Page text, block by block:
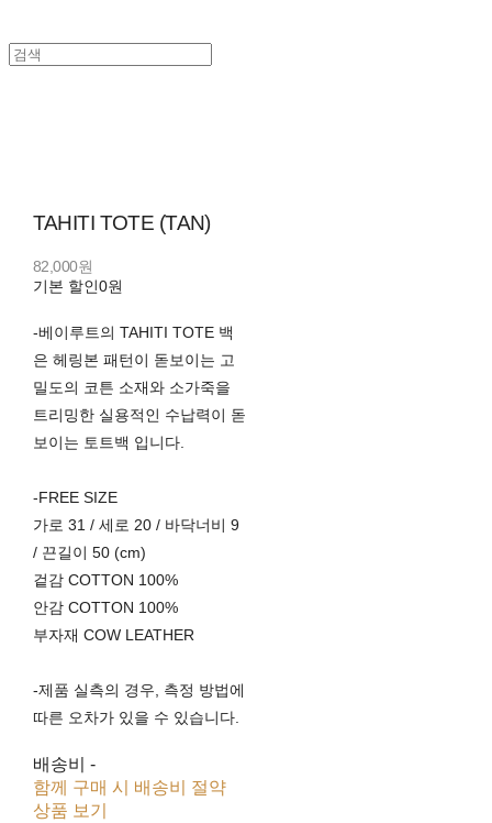
TAHITI TOTE (TAN)
82,000원
기본 할인0원
-베이루트의 TAHITI TOTE 백
은 헤링본 패턴이 돋보이는 고
밀도의 코튼 소재와 소가죽을
트리밍한 실용적인 수납력이 돋
보이는 토트백 입니다.
-FREE SIZE
가로 31 / 세로 20 / 바닥너비 9
/ 끈길이 50 (cm)
겉감 COTTON 100%
안감 COTTON 100%
부자재 COW LEATHER
-제품 실측의 경우, 측정 방법에
따른 오차가 있을 수 있습니다.
배송비 -
함께 구매 시 배송비 절약
상품 보기